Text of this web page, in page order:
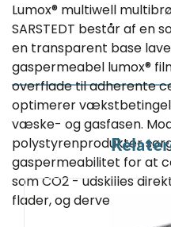
Lumox® multiwell
SARSTEDT består af en
en transparent base
gaspermeabel lumox®
overflade til adherente
optimerer
væske- og gasfasen.
polystyrenprodukter
gaspermeabilitet for at
som CO2 - udskilles
flader, og derved